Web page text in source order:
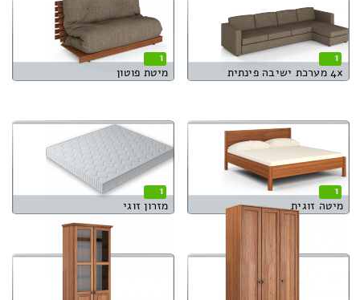
1
4x מערכת ישיבה פינתית
1
מיטת פוטון
1
מיטה זוגית
1
מזרון זוגי